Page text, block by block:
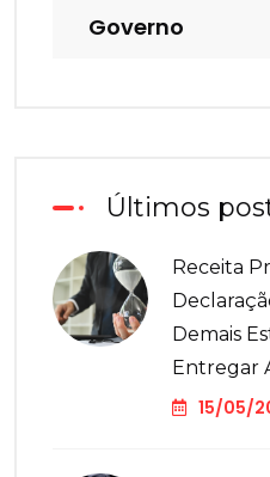
Governo
Últimos
Receita
Demais
Entregar
15/05/